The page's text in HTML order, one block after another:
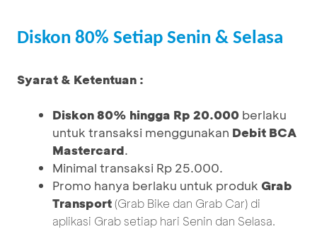
Diskon 80% Setiap Senin & Selasa
Syarat & Ketentuan :
Diskon 80% hingga Rp 20.000 berlaku
untuk transaksi menggunakan Debit BCA
Mastercard.
Minimal transaksi Rp 25.000.
Promo hanya berlaku untuk produk Grab
Transport(Grab Bike dan Grab Car) di
aplikasi Grab setiap hari Senin dan Selasa.